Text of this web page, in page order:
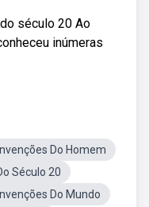
século 20 Ao
inúmeras
Do Homem
Século 20
Do Mundo